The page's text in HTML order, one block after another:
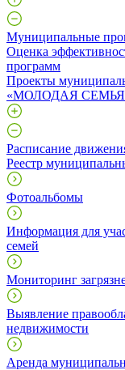
Муниципальные
Оценка
программ
Проекты
«МОЛОДАЯ
Расписание
Реестр
Фотоальбомы
Информация для
семей
Мониторинг
Выявление
недвижимости
Аренда